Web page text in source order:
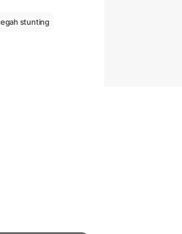
stunting